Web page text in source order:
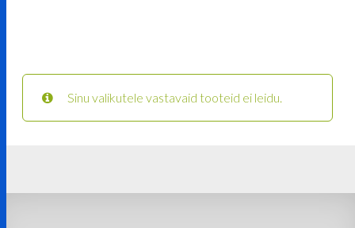
Sinu valikutele vastavaid tooteid ei leidu.